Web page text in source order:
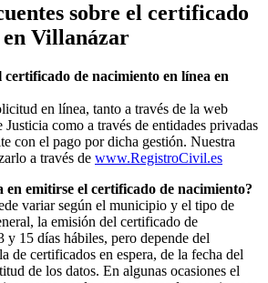
sobre el certificado
Villanázar
certificado de nacimiento en línea en
en línea, tanto a través de la web
como a través de entidades privadas
con el pago por dicha gestión. Nuestra
a través de www.RegistroCivil.es
emitirse el certificado de nacimiento?
variar según el municipio y el tipo de
la emisión del certificado de
y 15 días hábiles, pero depende del
de certificados en espera, de la fecha del
de los datos. En algunas ocasiones el